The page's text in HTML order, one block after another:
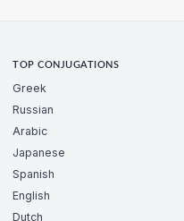
TOP CONJUGATIONS
Greek
Russian
Arabic
Japanese
Spanish
English
Dutch